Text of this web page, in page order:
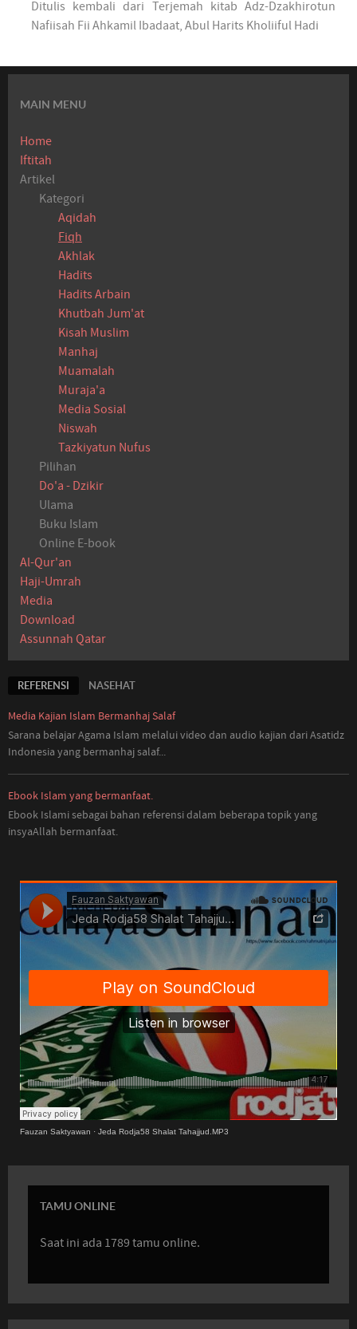
Ditulis kembali dari Terjemah kitab Adz-Dzakhirotun
Nafiisah Fii Ahkamil Ibadaat, Abul Harits Kholiiful Hadi
MAIN MENU
Home
Iftitah
Artikel
Kategori
Aqidah
Fiqh
Akhlak
Hadits
Hadits Arbain
Khutbah Jum'at
Kisah Muslim
Manhaj
Muamalah
Muraja'a
Media Sosial
Niswah
Tazkiyatun Nufus
Pilihan
Do'a - Dzikir
Ulama
Buku Islam
Online E-book
Al-Qur'an
Haji-Umrah
Media
Download
Assunnah Qatar
REFERENSI NASEHAT
Media Kajian Islam Bermanhaj Salaf
Sarana belajar Agama Islam melalui video dan audio kajian dari Asatidz
Indonesia yang bermanhaj salaf...
Ebook Islam yang bermanfaat.
Ebook Islami sebagai bahan referensi dalam beberapa topik yang
insyaAllah bermanfaat.
Fauzan Saktyawan · Jeda Rodja58 Shalat Tahajjud.MP3
TAMU ONLINE
Saat ini ada 1789 tamu online.